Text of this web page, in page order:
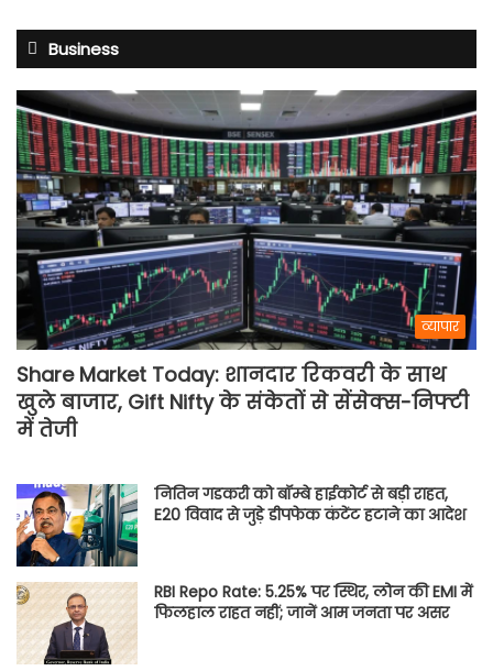
Business
व्यापार
Share Market Today: शानदार रिकवरी के साथ
खुले बाजार, Gift Nifty के संकेतों से सेंसेक्स-निफ्टी
में तेजी
नितिन गडकरी को बॉम्बे हाईकोर्ट से बड़ी राहत,
E20 विवाद से जुड़े डीपफेक कंटेंट हटाने का आदेश
RBI Repo Rate: 5.25% पर स्थिर, लोन की EMI में
फिलहाल राहत नहीं; जानें आम जनता पर असर